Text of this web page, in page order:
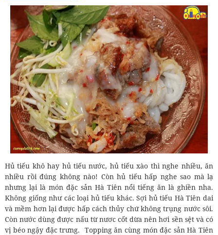
Hủ tiếu khô hay hủ tiếu nước, hủ tiếu xào thì nghe nhiều, ăn
nhiều rồi đúng không nào! Còn hủ tiếu hấp nghe sao mà lạ
nhưng lại là món đặc sản Hà Tiên nổi tiếng ăn là ghiền nha.
Không giống như các loại hủ tiếu khác. Sợi hủ tiếu Hà Tiên dai
và mềm hơn lại được hấp cách thủy chứ không trụng nước sôi.
Còn nước dùng được nấu từ nươc cốt dừa nên hơi sền sệt và có
vị béo ngậy đặc trưng. Topping ăn cùng món đặc sản Hà Tiên